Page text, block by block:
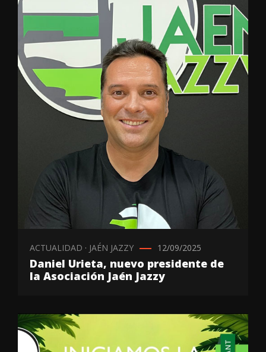
ACTUALIDAD · JAÉN JAZZY 12/09/2025
Daniel Urieta, nuevo presidente de
la Asociación Jaén Jazzy